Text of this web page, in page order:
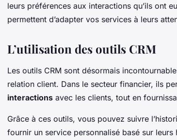
leurs préférences aux interactions qu’ils ont
permettent d’adapter vos services à leurs
L’utilisation des outils CRM
Les outils CRM sont désormais
relation client. Dans le secteur financier, ils
interactions avec les clients, tout en
Grâce à ces outils, vous pouvez suivre
fournir un service personnalisé basé sur leurs